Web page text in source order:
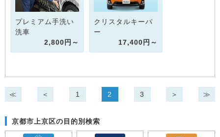
プレミアム手洗い
洗車
2,800円～
クリスタルキーパ
ー
17,400円～
≪ ＜ 1 2 3 ＞ ≫
京都市上京区の目的別検索